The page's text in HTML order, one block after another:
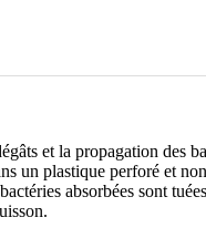
et la propagation des
un plastique perforé et
absorbées sont